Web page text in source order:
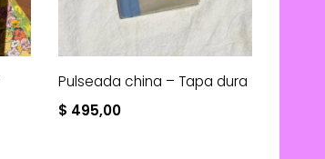
Pulseada china – Tapa dura
$ 495,00